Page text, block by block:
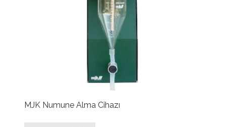
MJK Numune Alma Cihazı